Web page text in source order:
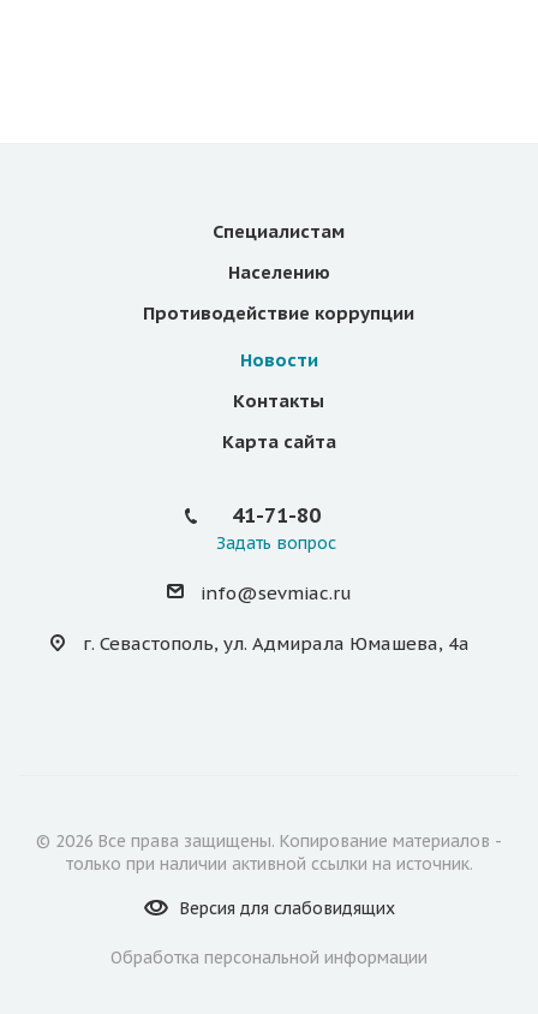
Специалистам
Населению
Противодействие коррупции
Новости
Контакты
Карта сайта
41-71-80
Задать вопрос
info@sevmiac.ru
г. Севастополь, ул. Адмирала Юмашева, 4а
© 2026 Все права защищены. Копирование материалов -
только при наличии активной ссылки на источник.
Версия для слабовидящих
Обработка персональной информации